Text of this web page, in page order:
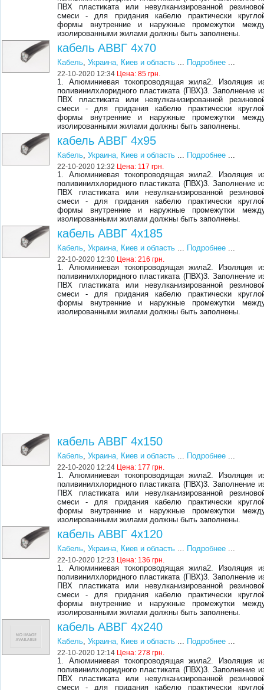
ПВХ пластиката или невулканизированной
смеси - для придания кабелю практически
формы внутренние и наружные промежутки
изолированными жилами должны быть заполнены.
кабель АВВГ 4х70
Кабель,Украина, Киев и область ... Подробнее ...
22-10-2020 12:34 Цена:85 грн.
1. Алюминиевая токопроводящая жила2. Изоляция
поливинилхлоридного пластиката (ПВХ)3. Заполнение
ПВХ пластиката или невулканизированной
смеси - для придания кабелю практически
формы внутренние и наружные промежутки
изолированными жилами должны быть заполнены.
кабель АВВГ 4х95
Кабель,Украина, Киев и область ... Подробнее ...
22-10-2020 12:32 Цена: 117 грн.
1. Алюминиевая токопроводящая жила2. Изоляция
поливинилхлоридного пластиката (ПВХ)3. Заполнение
ПВХ пластиката или невулканизированной
смеси - для придания кабелю практически
формы внутренние и наружные промежутки
изолированными жилами должны быть заполнены.
кабель АВВГ 4х185
Кабель,Украина, Киев и область ... Подробнее ...
22-10-2020 12:30 Цена:216 грн.
1. Алюминиевая токопроводящая жила2. Изоляция
поливинилхлоридного пластиката (ПВХ)3. Заполнение
ПВХ пластиката или невулканизированной
смеси - для придания кабелю практически
формы внутренние и наружные промежутки
изолированными жилами должны быть заполнены.
кабель АВВГ 4х150
Кабель,Украина, Киев и область ... Подробнее ...
22-10-2020 12:24 Цена: 177 грн.
1. Алюминиевая токопроводящая жила2. Изоляция
поливинилхлоридного пластиката (ПВХ)3. Заполнение
ПВХ пластиката или невулканизированной
смеси - для придания кабелю практически
формы внутренние и наружные промежутки
изолированными жилами должны быть заполнены.
кабель АВВГ 4х120
Кабель,Украина, Киев и область ... Подробнее ...
22-10-2020 12:23 Цена: 136 грн.
1. Алюминиевая токопроводящая жила2. Изоляция
поливинилхлоридного пластиката (ПВХ)3. Заполнение
ПВХ пластиката или невулканизированной
смеси - для придания кабелю практически
формы внутренние и наружные промежутки
изолированными жилами должны быть заполнены.
кабель АВВГ 4х240
Кабель,Украина, Киев и область ... Подробнее ...
22-10-2020 12:14 Цена:278 грн.
1. Алюминиевая токопроводящая жила2. Изоляция
поливинилхлоридного пластиката (ПВХ)3. Заполнение
ПВХ пластиката или невулканизированной
смеси - для придания кабелю практически